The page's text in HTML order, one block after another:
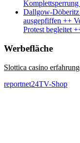
Dallgow-Döberitz
ausgepfiffen ++
Protest begleitet
Werbefläche
Slottica casino
reportnet24TV-Shop